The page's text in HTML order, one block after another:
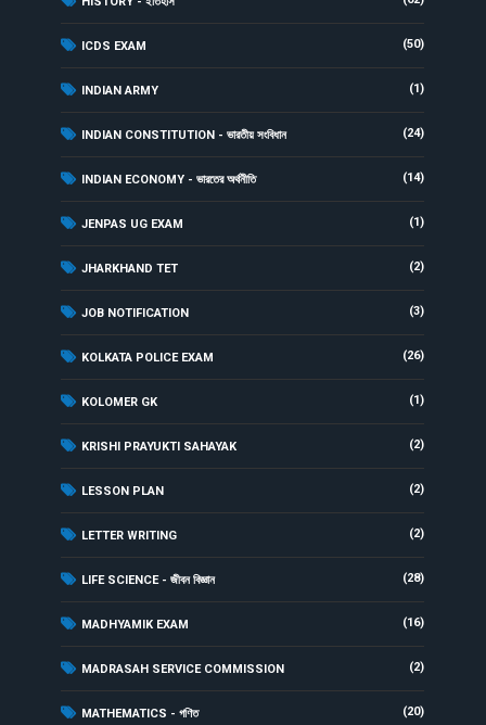
ICDS EXAM (50)
INDIAN ARMY (1)
INDIAN CONSTITUTION - ভারতীয় সংবিধান (24)
INDIAN ECONOMY - ভারতের অর্থনীতি (14)
JENPAS UG EXAM (1)
JHARKHAND TET (2)
JOB NOTIFICATION (3)
KOLKATA POLICE EXAM (26)
KOLOMER GK (1)
KRISHI PRAYUKTI SAHAYAK (2)
LESSON PLAN (2)
LETTER WRITING (2)
LIFE SCIENCE - জীবন বিজ্ঞান (28)
MADHYAMIK EXAM (16)
MADRASAH SERVICE COMMISSION (2)
MATHEMATICS - গণিত (20)